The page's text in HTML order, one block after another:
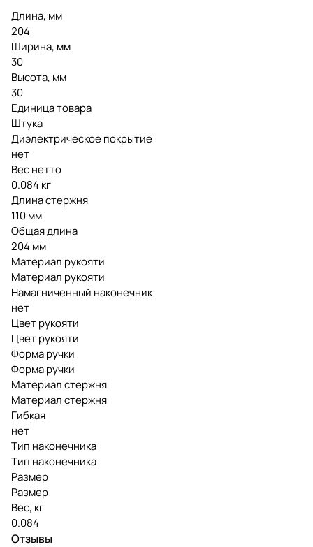
Длина, мм
204
Ширина, мм
30
Высота, мм
30
Единица товара
Штука
Диэлектрическое покрытие
нет
Вес нетто
0.084 кг
Длина стержня
110 мм
Общая длина
204 мм
Материал рукояти
Материал рукояти
Намагниченный наконечник
нет
Цвет рукояти
Цвет рукояти
Форма ручки
Форма ручки
Материал стержня
Материал стержня
Гибкая
нет
Тип наконечника
Тип наконечника
Размер
Размер
Вес, кг
0.084
Отзывы